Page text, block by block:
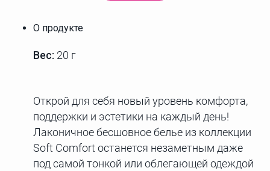
О продукте
Вес: 20 г
Открой для себя новый уровень комфорта,
поддержки и эстетики на каждый день!
Лаконичное бесшовное белье из коллекции
Soft Comfort останется незаметным даже
под самой тонкой или облегающей одеждой